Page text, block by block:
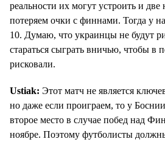
реальности их могут устроить и
потеряем очки с финнами. Тогда у
10. Думаю, что украинцы не будут
стараться сыграть вничью, чтобы в
рисковали.
Ustiak: Этот матч не является
но даже если проиграем, то у
второе место в случае побед над
ноябре. Поэтому футболисты